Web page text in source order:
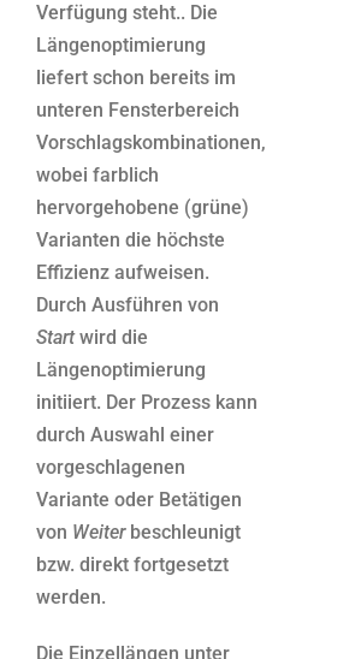
Verfügung steht.. Die
Längenoptimierung
liefert schon bereits im
unteren Fensterbereich
Vorschlagskombinationen,
wobei farblich
hervorgehobene (grüne)
Varianten die höchste
Effizienz aufweisen.
Durch Ausführen von
Startwird die
Längenoptimierung
initiiert. Der Prozess kann
durch Auswahl einer
vorgeschlagenen
Variante oder Betätigen
von Weiterbeschleunigt
bzw. direkt fortgesetzt
werden.
Die Einzellängen unter